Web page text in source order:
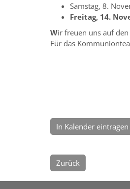
Samstag, 8.
Freitag, 14.
Wir freuen uns auf
Für das
In Kalender eintragen
Zurück